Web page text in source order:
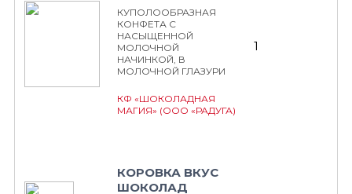
КУПОЛООБРАЗНАЯ
КОНФЕТА С
НАСЫЩЕННОЙ
МОЛОЧНОЙ
НАЧИНКОЙ, В
МОЛОЧНОЙ ГЛАЗУРИ
КФ «ШОКОЛАДНАЯ
МАГИЯ» (ООО «РАДУГА)
1
КОРОВКА ВКУС
ШОКОЛАД